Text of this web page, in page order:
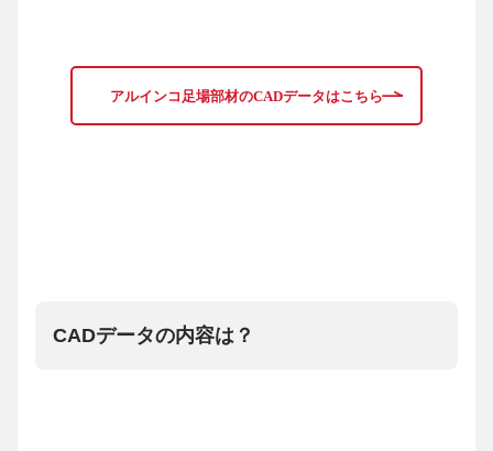
アルインコ足場部材のCADデータはこちら
CADデータの内容は？